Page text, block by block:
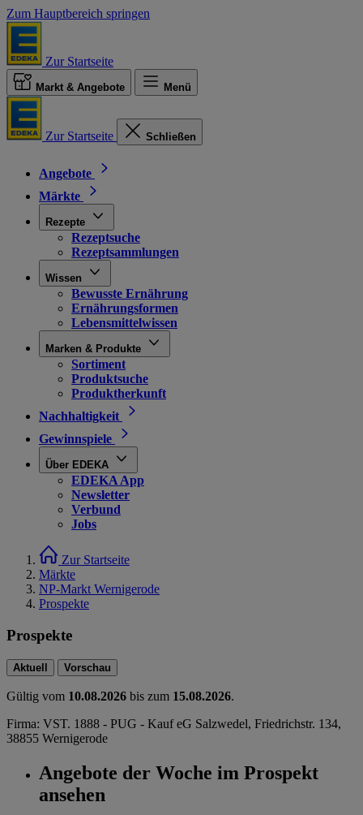
Zum Hauptbereich springen
Zur Startseite
Markt & Angebote Menü
Zur Startseite Schließen
Angebote
Märkte
Rezepte
Rezeptsuche
Rezeptsammlungen
Wissen
Bewusste Ernährung
Ernährungsformen
Lebensmittelwissen
Marken & Produkte
Sortiment
Produktsuche
Produktherkunft
Nachhaltigkeit
Gewinnspiele
Über EDEKA
EDEKA App
Newsletter
Verbund
Jobs
Zur Startseite
Märkte
NP-Markt Wernigerode
Prospekte
Prospekte
Aktuell Vorschau
Gültig vom 10.08.2026 bis zum 15.08.2026.
Firma: VST. 1888 - PUG - Kauf eG Salzwedel, Friedrichstr. 134,
38855 Wernigerode
Angebote der Woche im Prospekt
ansehen